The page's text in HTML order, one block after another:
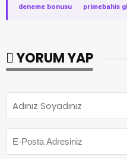
deneme bonusu
· primebahis
YORUM YAP